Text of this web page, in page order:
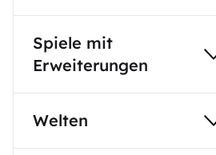
Spiele mit
Erweiterungen
Welten